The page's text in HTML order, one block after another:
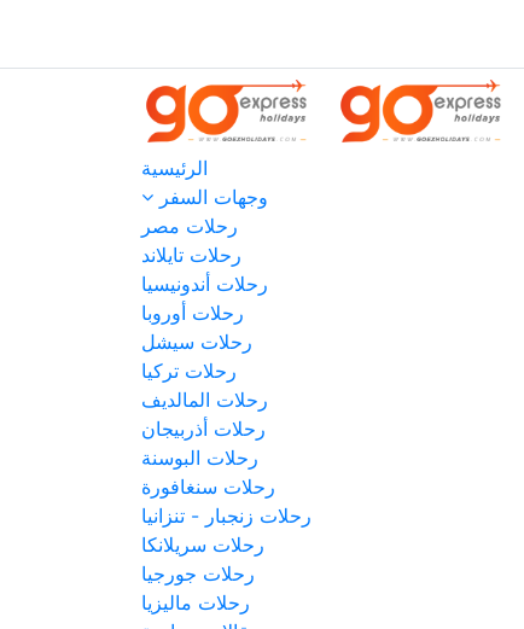
الرئيسية
وجهات السفر
رحلات مصر
رحلات تايلاند
رحلات أندونيسيا
رحلات أوروبا
رحلات سيشل
رحلات تركيا
رحلات المالديف
رحلات أذربيجان
رحلات البوسنة
رحلات سنغافورة
رحلات زنجبار - تنزانيا
رحلات سريلانكا
رحلات جورجيا
رحلات ماليزيا